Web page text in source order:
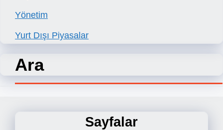
Yönetim
Yurt Dışı Piyasalar
Ara
Sayfalar